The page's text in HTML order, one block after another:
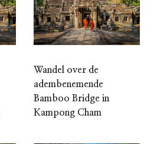
Wandel over de
adembenemende
Bamboo Bridge in
Kampong Cham